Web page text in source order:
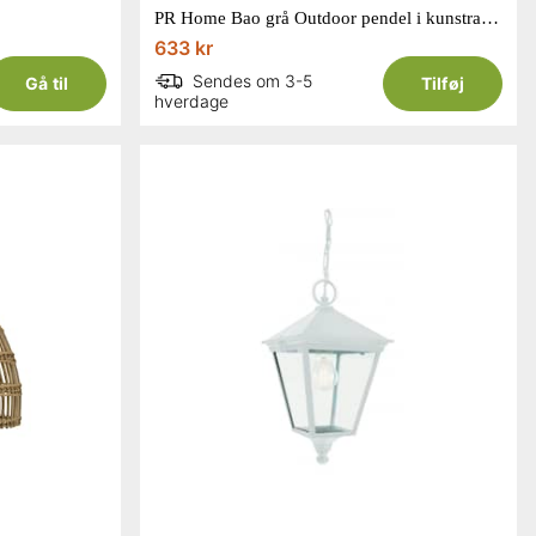
Gå til
PR Home Bao grå Outdoor pendel i kunstrattan Ø40 cm
633 kr
Sendes om 3-5
hverdage
Tilføj